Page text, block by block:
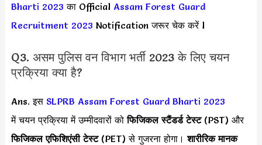
Bharti 2023 का Official Assam Forest Guard
Recruitment 2023 Notification जरूर चेक करें l
Q3. असम पुलिस वन विभाग भर्ती 2023 के लिए चयन
प्रक्रिया क्या है?
Ans. इस SLPRB Assam Forest Guard Bharti 2023
में चयन प्रक्रिया में उम्मीदवारों कोफिजिकल स्टैंडर्ड टेस्ट(PST) और
फिजिकल एफिशिएंसी टेस्ट(PET) से गुजरना होगा।शारीरिक मानक